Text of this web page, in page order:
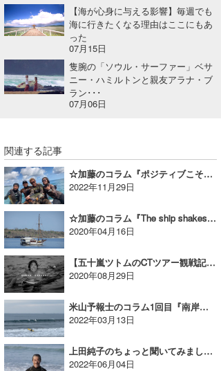
【海が心身に与える影響】毎週でも
海に行きたくなる理由はここにもあ
った
07月15日
隻腕の「ソウル・サーファー」ベサ
ニー・ハミルトンと親友アラナ・ブ
ラン･･･
07月06日
関連する記事
☆加藤のコラム『ポジティブこそが道を切り開く～スンバ編 Vol.4』
2022年11月29日
☆加藤のコラム『The ship shakes.(船の揺れ)Vol.1』
2020年04月16日
【五十嵐ツトムのCTツアー観戦記】五十嵐カノアの最新ムービーが公開＜SILENCE編＞
2020年08月29日
米山予報士のコラム1回目『南岸低気圧型の台風①』
2022年03月13日
上田純子のちょっと聞いてみました！Vol.6 藤井辰緒プロ
2022年06月04日